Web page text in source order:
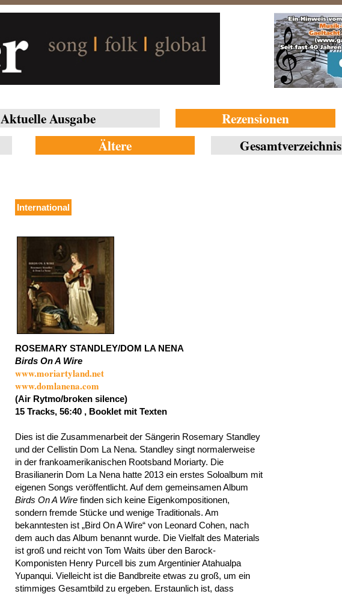
Aktuelle Ausgabe Rezensionen
Ältere Gesamtverzeichnis
International
ROSEMARY STANDLEY/DOM LA NENA
Birds On A Wire
www.moriartyland.net
www.domlanena.com
(Air Rytmo/broken silence)
15 Tracks, 56:40 , Booklet mit Texten
Dies ist die Zusammenarbeit der Sängerin Rosemary Standley
und der Cellistin Dom La Nena. Standley singt normalerweise
in der frankoamerikanischen Rootsband Moriarty. Die
Brasilianerin Dom La Nena hatte 2013 ein erstes Soloalbum mit
eigenen Songs veröffentlicht. Auf dem gemeinsamen Album
Birds On A Wire finden sich keine Eigenkompositionen,
sondern fremde Stücke und wenige Traditionals. Am
bekanntesten ist „Bird On A Wire“ von Leonard Cohen, nach
dem auch das Album benannt wurde. Die Vielfalt des Materials
ist groß und reicht von Tom Waits über den Barock-
Komponisten Henry Purcell bis zum Argentinier Atahualpa
Yupanqui. Vielleicht ist die Bandbreite etwas zu groß, um ein
stimmiges Gesamtbild zu ergeben. Erstaunlich ist, dass